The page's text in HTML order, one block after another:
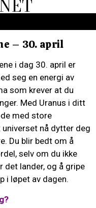
– 30. april
i dag 30. april er
seg en energi av
som krever at du
Med Uranus i ditt
med store
nå dytter deg
Du blir bedt om å
selv om du ikke
det lander, og å gripe
i løpet av dagen.